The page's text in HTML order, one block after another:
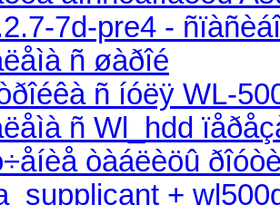
7d-pre4 -
ñ øàðîé
ñ íóëÿ WL-
ñ Wl_hdd
òàáëèöû
+